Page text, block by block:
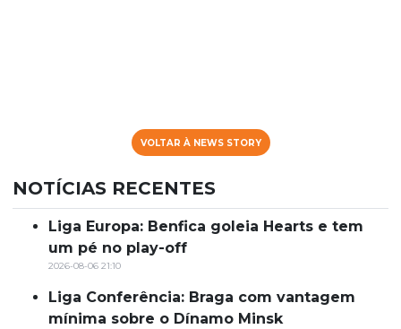
VOLTAR À NEWS STORY
NOTÍCIAS RECENTES
Liga Europa: Benfica goleia Hearts e tem
um pé no play-off
2026-08-06 21:10
Liga Conferência: Braga com vantagem
mínima sobre o Dínamo Minsk